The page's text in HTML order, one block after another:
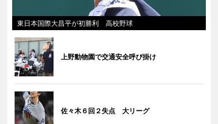
東日本国際大昌平が初勝利 高校野球
上野動物園で交通安全呼び掛け
佐々木６回２失点 大リーグ